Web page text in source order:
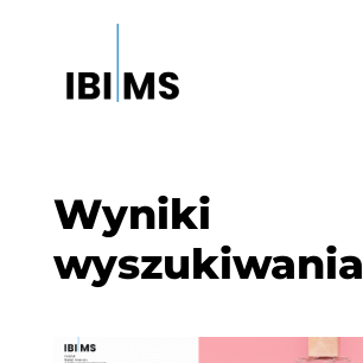
Wyniki
wyszukiwania